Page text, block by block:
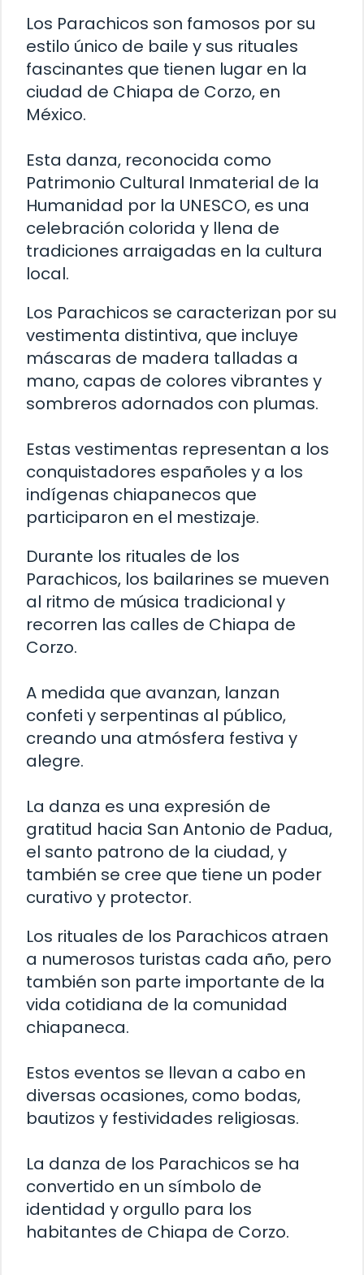
Los Parachicos son famosos por su
estilo único de baile y sus rituales
fascinantes que tienen lugar en la
ciudad de Chiapa de Corzo, en
México.
Esta danza, reconocida como
Patrimonio Cultural Inmaterial de la
Humanidad por la UNESCO, es una
celebración colorida y llena de
tradiciones arraigadas en la cultura
local.
Los Parachicos se caracterizan por su
vestimenta distintiva, que incluye
máscaras de madera talladas a
mano, capas de colores vibrantes y
sombreros adornados con plumas.
Estas vestimentas representan a los
conquistadores españoles y a los
indígenas chiapanecos que
participaron en el mestizaje.
Durante los rituales de los
Parachicos, los bailarines se mueven
al ritmo de música tradicional y
recorren las calles de Chiapa de
Corzo.
A medida que avanzan, lanzan
confeti y serpentinas al público,
creando una atmósfera festiva y
alegre.
La danza es una expresión de
gratitud hacia San Antonio de Padua,
el santo patrono de la ciudad, y
también se cree que tiene un poder
curativo y protector.
Los rituales de los Parachicos atraen
a numerosos turistas cada año, pero
también son parte importante de la
vida cotidiana de la comunidad
chiapaneca.
Estos eventos se llevan a cabo en
diversas ocasiones, como bodas,
bautizos y festividades religiosas.
La danza de los Parachicos se ha
convertido en un símbolo de
identidad y orgullo para los
habitantes de Chiapa de Corzo.